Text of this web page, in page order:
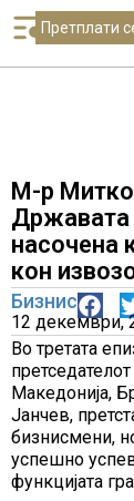
Претплати
М-р Митко
Државата
насочена
кон
Бизнис
12 декември,
Во третата
Македонија,
Јанчев,
бизнисмени,
успешно
функцијата